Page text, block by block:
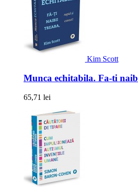
Kim Scott
Munca echitabila. Fa-ti
65,71 lei